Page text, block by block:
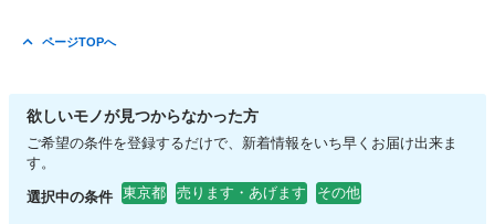
ページTOPへ
欲しいモノが見つからなかった方
ご希望の条件を登録するだけで、新着情報をいち早くお届け出来ま
す。
選択中の条件 東京都 売ります・あげます その他